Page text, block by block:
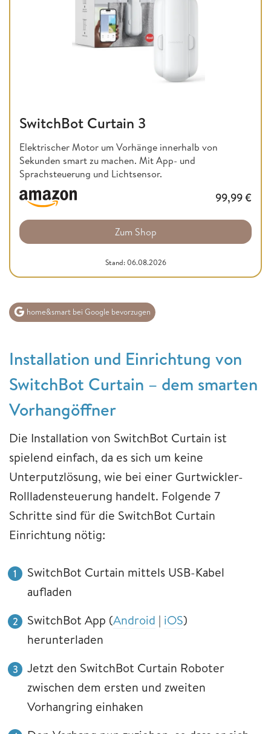
SwitchBot Curtain 3
Elektrischer Motor um Vorhänge innerhalb von
Sekunden smart zu machen. Mit App- und
Sprachsteuerung und Lichtsensor.
99,99€
Zum Shop
Stand: 06.08.2026
home&smart bei Google bevorzugen
Installation und Einrichtung von
SwitchBot Curtain – dem smarten
Vorhangöffner
Die Installation von SwitchBot Curtain ist
spielend einfach, da es sich um keine
Unterputzlösung, wie bei einer Gurtwickler-
Rollladensteuerung handelt. Folgende 7
Schritte sind für die SwitchBot Curtain
Einrichtung nötig:
SwitchBot Curtain mittels USB-Kabel
aufladen
SwitchBot App (Android | iOS)
herunterladen
Jetzt den SwitchBot Curtain Roboter
zwischen dem ersten und zweiten
Vorhangring einhaken